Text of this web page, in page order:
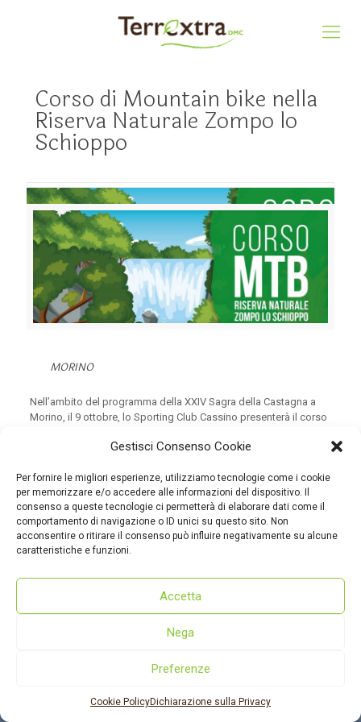
Gestisci Consenso Cookie
Per fornire le migliori esperienze, utilizziamo tecnologie come i cookie
per memorizzare e/o accedere alle informazioni del dispositivo. Il
consenso a queste tecnologie ci permetterà di elaborare dati come il
comportamento di navigazione o ID unici su questo sito. Non
acconsentire o ritirare il consenso può influire negativamente su alcune
caratteristiche e funzioni.
Accetta
Nega
Preferenze
Cookie PolicyDichiarazione sulla Privacy
Corso di Mountain bike nella
Riserva Naturale Zompo lo
Schioppo
MORINO
Nell’ambito del programma della XXIV Sagra della Castagna a
Morino, il 9 ottobre, lo Sporting Club Cassino presenterà il corso
Per dettagli e informazioni è possibile
cliccare qui per aprire la locandina
cliccare qui per scaricare la
locandina
© 2022 - dmcmarsica.it
Cookie policy